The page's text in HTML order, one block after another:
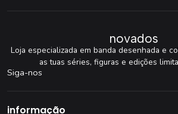
novados
Loja especializada em banda desenhada e
as tuas séries, figuras e edições
Siga-nos
informação